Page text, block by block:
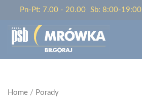
Pn-Pt: 7.00 - 20.00 Sb: 8:00-19:00
Home / Porady